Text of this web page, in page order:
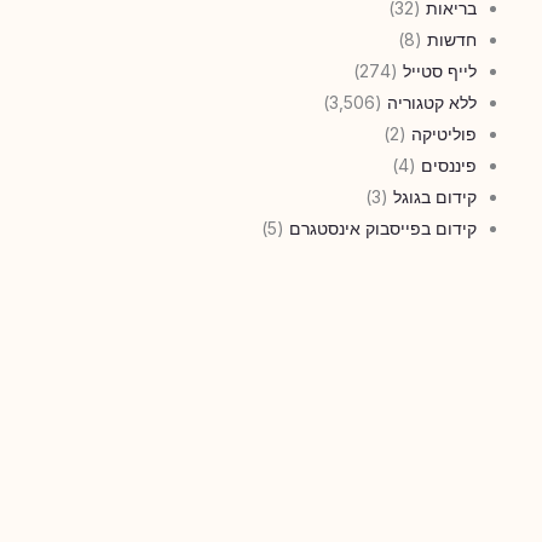
בריאות (32)
חדשות (8)
לייף סטייל (274)
ללא קטגוריה (3,506)
פוליטיקה (2)
פיננסים (4)
קידום בגוגל (3)
קידום בפייסבוק אינסטגרם (5)